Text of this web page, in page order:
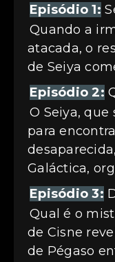
Episódio 1:
Quando a
atacada, o
de Seiya
Episódio 2:
O Seiya,
para
Galáctica,
Episódio 3:
Qual é o
de Cisne
de Pégaso